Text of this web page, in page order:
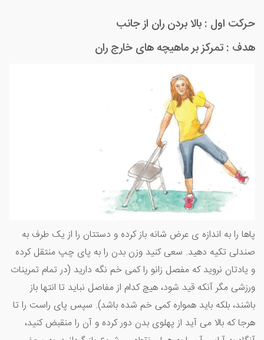
حرکت اول : بالا بردن ران از جانب
هدف : تمرکز بر ماهیچه های خارج ران
پاها را به اندازه ی عرض شانه باز کرده و دستتان را از یک طرف به
صندلی تکیه دهید. سعی کنید وزن بدن را به پای چپ منتقل کرده
و یادتان نروید که مفصل زانو را کمی خم نگه دارید (در تمام تمرینات
ورزشی مگر آنکه قید شود، هیچ کدام از مفاصل نباید تا انتها باز
باشند، بلکه باید همواره کمی خم شده باشد). سپس پای راست را تا
هرجا که بالا می آید از پهلوی بدن دور کرده و آن را منقبض کنید،